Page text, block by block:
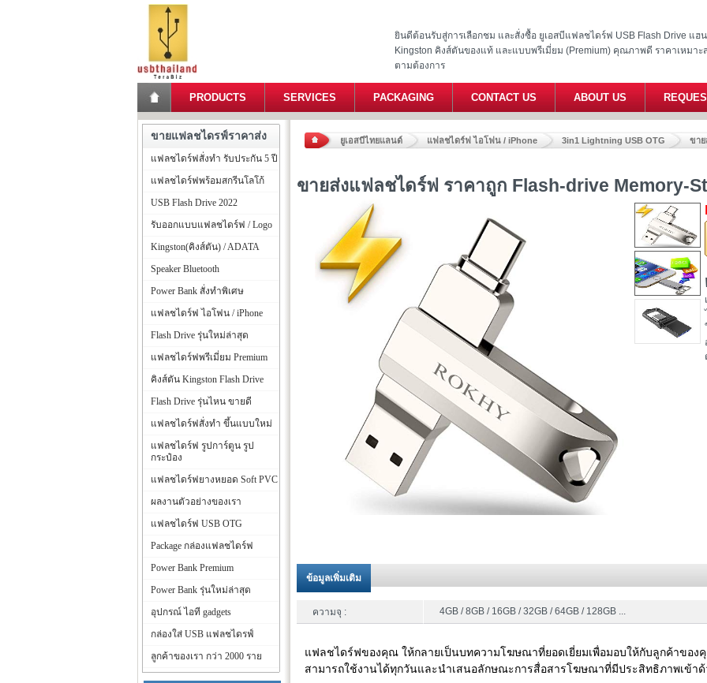
ยินดีต้อนรับสู่การเลือกชม และสั่งซื้อ ยูเอสบีแฟลชไดร์ฟ USB Flash Drive แฮ
Kingston คิงส์ตันของแท้ และแบบพรีเมี่ยม (Premium) คุณภาพดี ราคาเหมา
ตามต้องการ
PRODUCTS SERVICES PACKAGING CONTACT US ABOUT US
ยูเอสบีไทยแลนด์ แฟลชไดร์ฟ ไอโฟน / iPhone 3in1 Lightning USB OTG ขาย
ขายส่งแฟลชไดร์ฟ ราคาถูก Flash-drive Memory-
ข้อมูลเพิ่มเติม
ความจุ : 4GB / 8GB / 16GB / 32GB / 64GB / 128GB ...
แฟลชไดร์ฟของคุณ ให้กลายเป็นบทความโฆษณาที่ยอดเยี่ยมเพื่อมอบให้กับลูกค้าของ
สามารถใช้งานได้ทุกวันและนำเสนอลักษณะการสื่อสารโฆษณาที่มีประสิทธิภาพเข้า
ขายแฟลชไดรฟ์ราคาส่ง
แฟลชไดร์ฟสั่งทำ รับประกัน 5 ปี
แฟลชไดร์ฟพร้อมสกรีนโลโก้
USB Flash Drive 2022
รับออกแบบแฟลชไดร์ฟ / Logo
Kingston(คิงส์ตัน) / ADATA
Speaker Bluetooth
Power Bank สั่งทำพิเศษ
แฟลชไดร์ฟ ไอโฟน / iPhone
Flash Drive รุ่นใหม่ล่าสุด
แฟลชไดร์ฟพรีเมี่ยม Premium
คิงส์ตัน Kingston Flash Drive
Flash Drive รุ่นไหน ขายดี
แฟลชไดร์ฟสั่งทำ ขึ้นแบบใหม่
แฟลชไดร์ฟ รูปการ์ตูน รูป
กระป๋อง
แฟลชไดร์ฟยางหยอด Soft PVC
ผลงานตัวอย่างของเรา
แฟลชไดร์ฟ USB OTG
Package กล่องแฟลชไดร์ฟ
Power Bank Premium
Power Bank รุ่นใหม่ล่าสุด
อุปกรณ์ ไอที gadgets
กล่องใส่ USB แฟลชไดรฟ์
ลูกค้าของเรา กว่า 2000 ราย